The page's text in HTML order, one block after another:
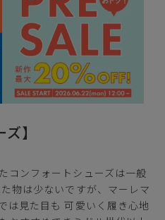
】
コンフォートシューズは一般
物は少ないですが、マーレマ
は見た目も 可愛いく履き心地